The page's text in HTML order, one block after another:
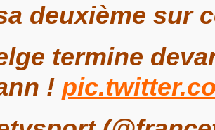
deuxième sur
termine
!